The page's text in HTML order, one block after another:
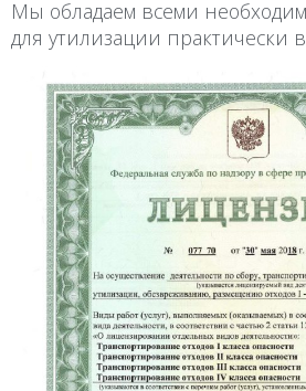
Мы обладаем всеми
для утилизации практически